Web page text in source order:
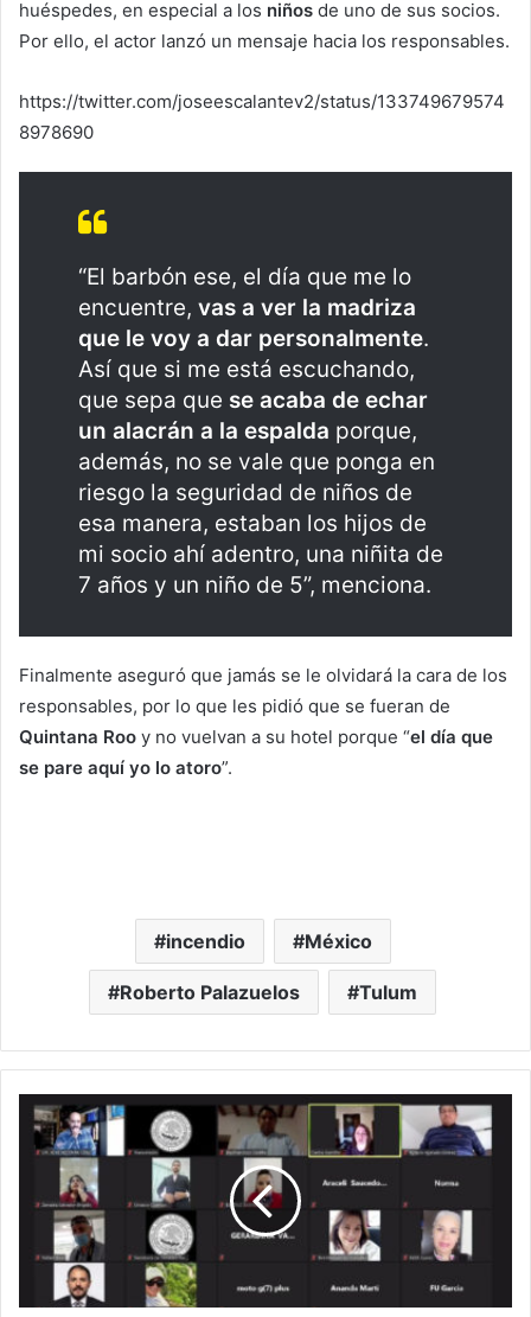
huéspedes, en especial a los niños de uno de sus socios.
Por ello, el actor lanzó un mensaje hacia los responsables.
https://twitter.com/joseescalantev2/status/133749679574
8978690
“El barbón ese, el día que me lo
encuentre, vas a ver la madriza
que le voy a dar personalmente.
Así que si me está escuchando,
que sepa que se acaba de echar
un alacrán a la espalda porque,
además, no se vale que ponga en
riesgo la seguridad de niños de
esa manera, estaban los hijos de
mi socio ahí adentro, una niñita de
7 años y un niño de 5”, menciona.
Finalmente aseguró que jamás se le olvidará la cara de los
responsables, por lo que les pidió que se fueran de
Quintana Roo y no vuelvan a su hotel porque “el día que
se pare aquí yo lo atoro”.
incendio México
Roberto Palazuelos Tulum
#Michoacán
Instalan
Comité
Organizador
Del
Parlamento
De
Mujeres